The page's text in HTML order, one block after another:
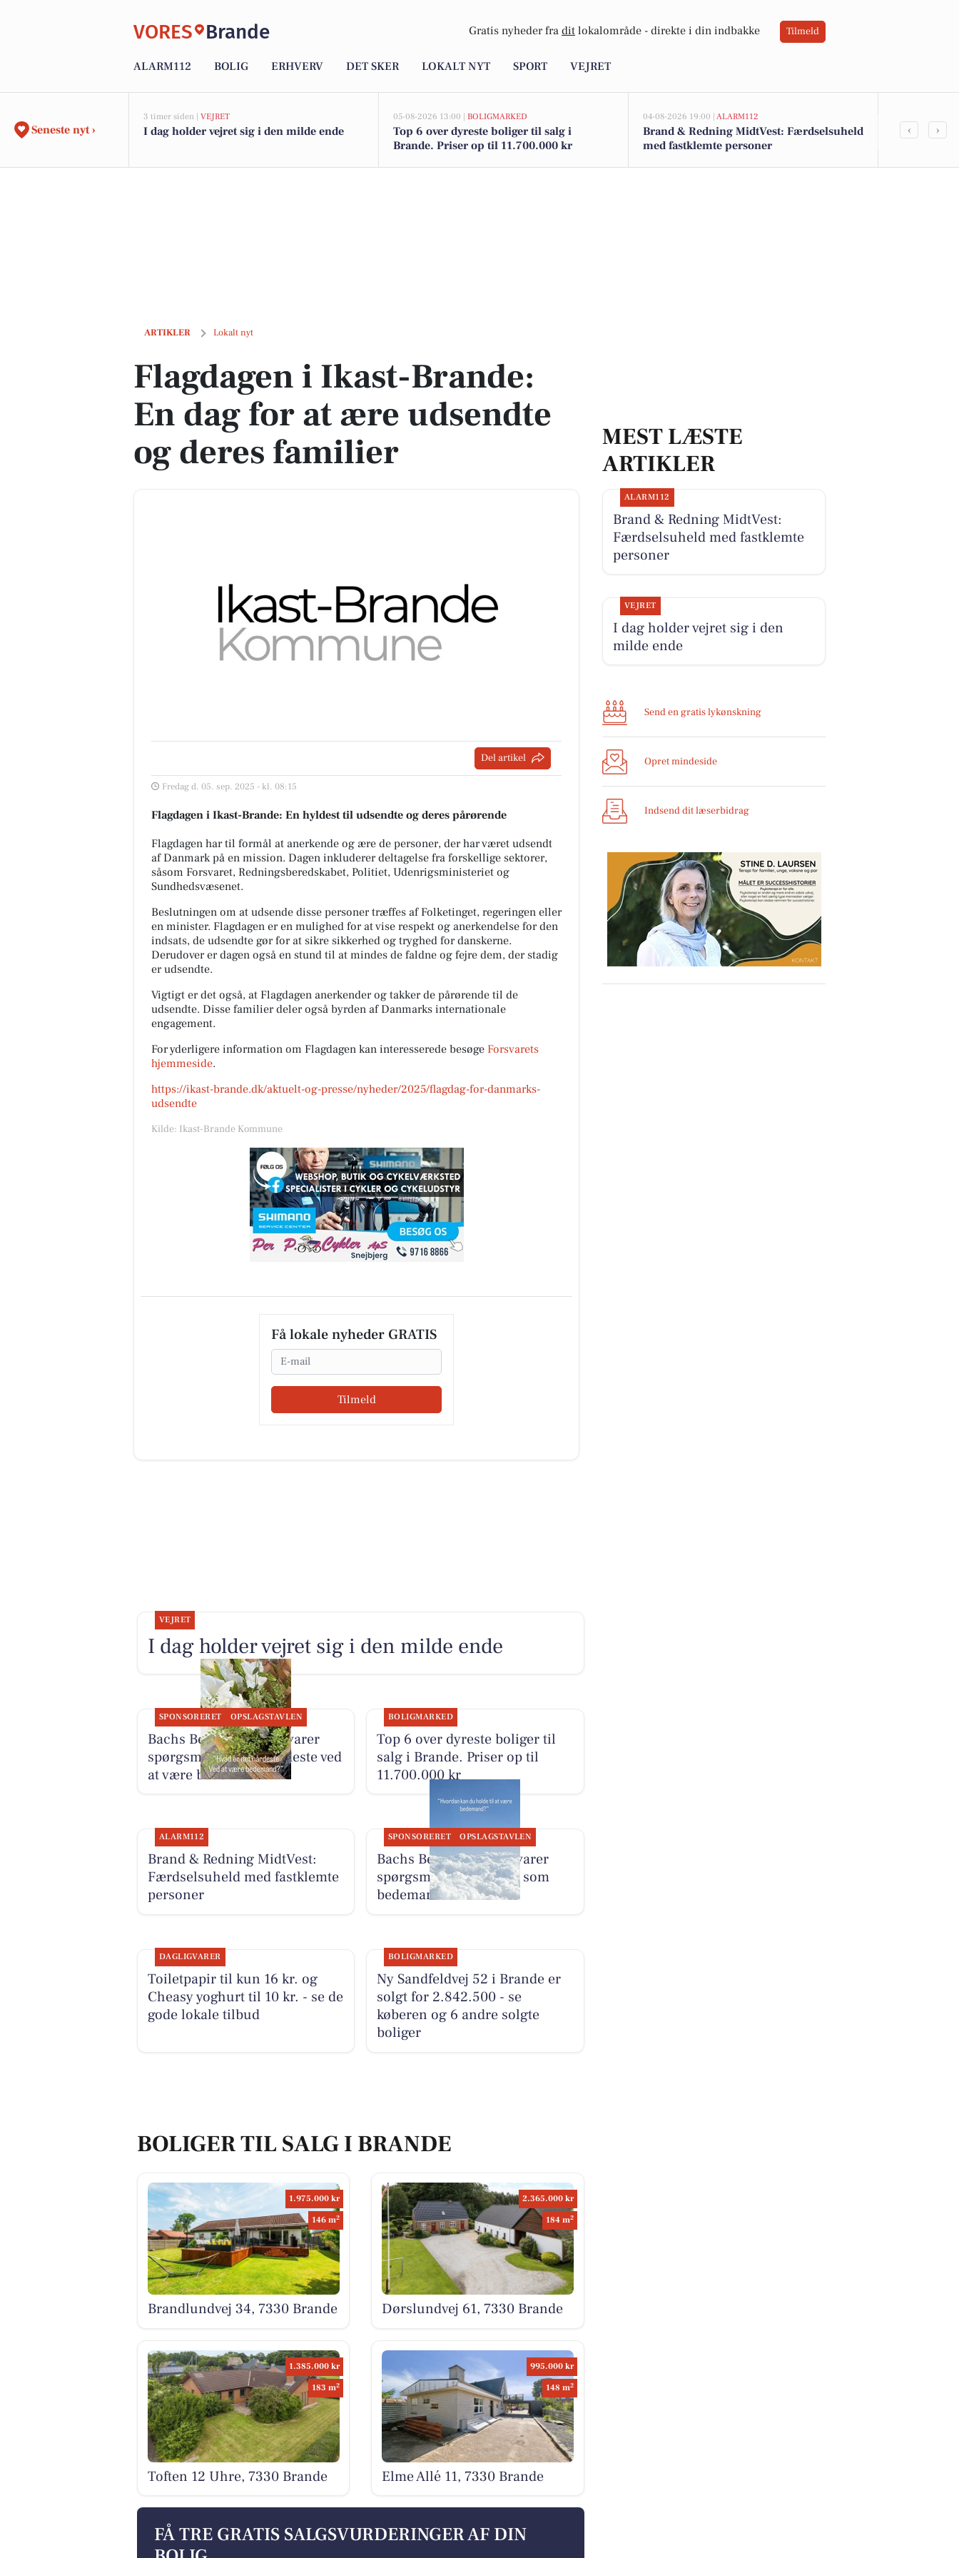
VORES Brande Gratis nyheder fra dit lokalområde - direkte i din indbakke Tilmeld
ALARM112 BOLIG ERHVERV DET SKER LOKALT NYT SPORT VEJRET
Seneste nyt ›
3 timer siden | VEJRET
I dag holder vejret sig i den milde ende
05-08-2026 13:00 | BOLIGMARKED
Top 6 over dyreste boliger til salg i
Brande. Priser op til 11.700.000 kr
04-08-2026 19:00 | ALARM112
Brand & Redning MidtVest: Færdselsuheld
med fastklemte personer
Toiletpapir
‹ ›
ARTIKLER Lokalt nyt
Flagdagen i Ikast-Brande: En dag for at ære udsendte og deres familier
Flagdagen i Ikast-Brande:
En dag for at ære udsendte
og deres familier
Del artikel
Fredag d. 05. sep. 2025 - kl. 08:15
Flagdagen i Ikast-Brande: En hyldest til udsendte og deres pårørende
Flagdagen har til formål at anerkende og ære de personer, der har været udsendt
af Danmark på en mission. Dagen inkluderer deltagelse fra forskellige sektorer,
såsom Forsvaret, Redningsberedskabet, Politiet, Udenrigsministeriet og
Sundhedsvæsenet.
Beslutningen om at udsende disse personer træffes af Folketinget, regeringen eller
en minister. Flagdagen er en mulighed for at vise respekt og anerkendelse for den
indsats, de udsendte gør for at sikre sikkerhed og tryghed for danskerne.
Derudover er dagen også en stund til at mindes de faldne og fejre dem, der stadig
er udsendte.
Vigtigt er det også, at Flagdagen anerkender og takker de pårørende til de
udsendte. Disse familier deler også byrden af Danmarks internationale
engagement.
For yderligere information om Flagdagen kan interesserede besøge Forsvarets
hjemmeside.
https://ikast-brande.dk/aktuelt-og-presse/nyheder/2025/flagdag-for-danmarks-
udsendte
Kilde: Ikast-Brande Kommune
Få lokale nyheder GRATIS
Email
Tilmeld
MEST LÆSTE
ARTIKLER
ALARM112
Brand & Redning MidtVest:
Færdselsuheld med fastklemte
personer
VEJRET
I dag holder vejret sig i den
milde ende
Send en gratis lykønskning
Opret mindeside
Indsend dit læserbidrag
VEJRET
I dag holder vejret sig i den milde ende
SPONSORERET OPSLAGSTAVLEN
Bachs Begravelser besvarer
spørgsmål om det hårdeste ved
at være bedemand
BOLIGMARKED
Top 6 over dyreste boliger til
salg i Brande. Priser op til
11.700.000 kr
ALARM112
Brand & Redning MidtVest:
Færdselsuheld med fastklemte
personer
SPONSORERET OPSLAGSTAVLEN
Bachs Begravelser besvarer
spørgsmål om arbejdet som
bedemand
DAGLIGVARER
Toiletpapir til kun 16 kr. og
Cheasy yoghurt til 10 kr. - se de
gode lokale tilbud
BOLIGMARKED
Ny Sandfeldvej 52 i Brande er
solgt for 2.842.500 - se
køberen og 6 andre solgte
boliger
BOLIGER TIL SALG I BRANDE
1.975.000 kr
146 m2
Brandlundvej 34, 7330 Brande
2.365.000 kr
184 m2
Dørslundvej 61, 7330 Brande
1.385.000 kr
183 m2
Toften 12 Uhre, 7330 Brande
995.000 kr
148 m2
Elme Allé 11, 7330 Brande
FÅ TRE GRATIS SALGSVURDERINGER AF DIN